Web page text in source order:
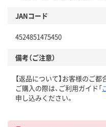
JANコード
4524851475450
備考（ご注意）
【返品について】お客様のご
ご購入の際は、ご利用ガイド「
申し込みください。